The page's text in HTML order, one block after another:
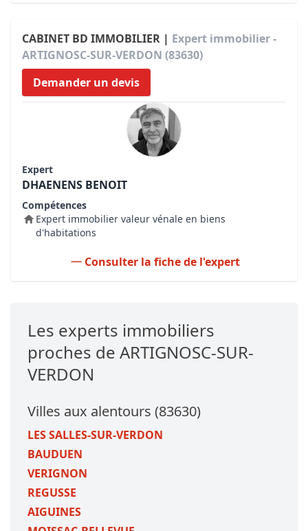
CABINET BD IMMOBILIER | Expert immobilier -
ARTIGNOSC-SUR-VERDON (83630)
Demander un devis
Expert
DHAENENS BENOIT
Compétences
Expert immobilier valeur vénale en biens
d'habitations
Consulter la fiche de l'expert
Les experts immobiliers
proches de ARTIGNOSC-SUR-
VERDON
Villes aux alentours (83630)
LES SALLES-SUR-VERDON
BAUDUEN
VERIGNON
REGUSSE
AIGUINES